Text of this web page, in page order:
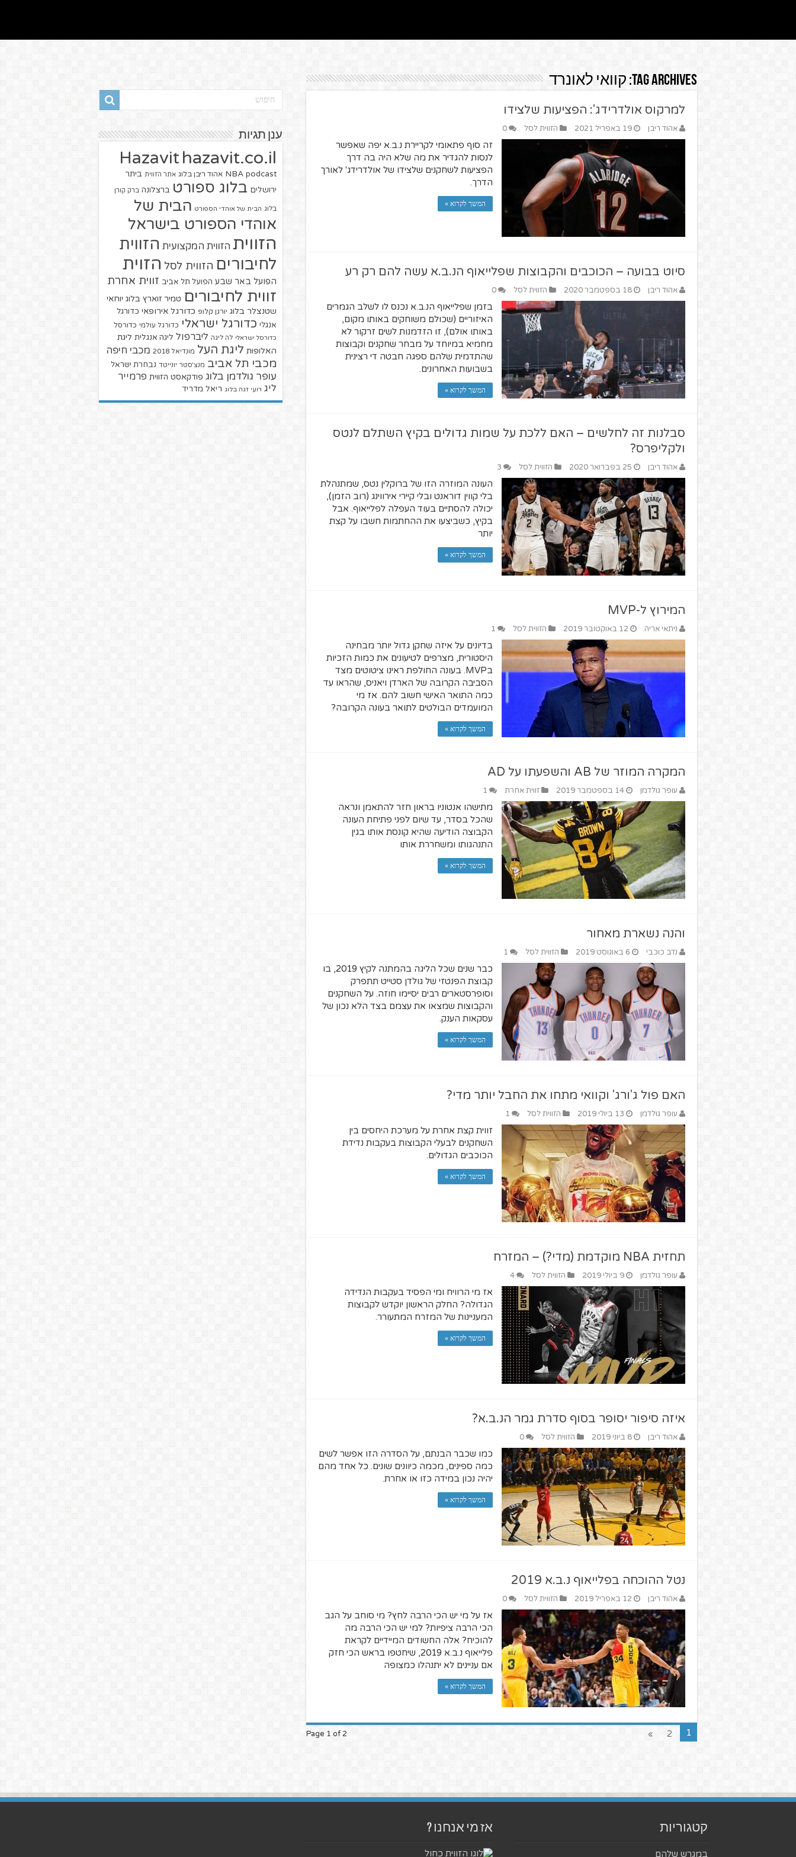
Tag Archives: קוואי לאונרד
למרקוס אולדרידג': הפציעות שלצידו
אהוד ריבן 19 באפריל 2021 הזווית לסל 0
זה סוף פתאומי לקריירת נ.ב.א יפה שאפשר
לנסות להגדיר את מה שלא היה בה דרך
הפציעות לשחקנים שלצידו של אולדרידג' לאורך
הדרך.
המשך לקרוא »
סיוט בבועה – הכוכבים והקבוצות שפלייאוף הנ.ב.א עשה להם רק רע
אהוד ריבן 18 בספטמבר 2020 הזווית לסל 0
בזמן שפלייאוף הנ.ב.א נכנס לו לשלב הגמרים
האיזוריים (שכולם משוחקים באותו מקום,
באותו אולם), זו הזדמנות לשים זרקור לא
מחמיא במיוחד על מבחר שחקנים וקבוצות
שהתדמית שלהם ספגה חבטה די רצינית
בשבועות האחרונים.
המשך לקרוא »
סבלנות זה לחלשים – האם ללכת על שמות גדולים בקיץ השתלם לנטס
ולקליפרס?
אהוד ריבן 25 בפברואר 2020 הזווית לסל 3
העונה המוזרה הזו של ברוקלין נטס, שמתנהלת
בלי קווין דוראנט ובלי קיירי אירווינג (רוב הזמן),
יכולה להסתיים בעוד העפלה לפלייאוף. אבל
בקיץ, כשביצעו את ההחתמות חשבו על קצת
יותר
המשך לקרוא »
המירוץ ל-MVP
ניתאי אריה 12 באוקטובר 2019 הזווית לסל 1
בדיונים על איזה שחקן גדול יותר מבחינה
היסטורית, מצרפים לטיעונים את כמות הזכיות
בMVP. בעונה החולפת ראינו ציטוטים מצד
הסביבה הקרובה של הארדן ויאניס, שהראו עד
כמה התואר האישי חשוב להם. אז מי
המועמדים הבולטים לתואר בעונה הקרובה?
המשך לקרוא »
המקרה המוזר של AB והשפעתו על AD
עופר גולדמן 14 בספטמבר 2019 זווית אחרת 1
מתישהו אנטוניו בראון חזר להתאמן ונראה
שהכל בסדר, עד שיום לפני פתיחת העונה
הקבוצה הודיעה שהיא קונסת אותו בגין
התנהגותו ומשחררת אותו
המשך לקרוא »
והנה נשארת מאחור
נדב כוכבי 6 באוגוסט 2019 הזווית לסל 1
כבר שנים שכל הליגה בהמתנה לקיץ 2019, בו
קבוצת הפנטזי של גולדן סטייט תתפרק
וסופרסטארים רבים יסיימו חוזה. על השחקנים
והקבוצות שמצאו את עצמם בצד הלא נכון של
עסקאות הענק.
המשך לקרוא »
האם פול ג'ורג' וקוואי מתחו את החבל יותר מדי?
עופר גולדמן 13 ביולי 2019 הזווית לסל 1
זווית קצת אחרת על מערכת היחסים בין
השחקנים לבעלי הקבוצות בעקבות נדידת
הכוכבים הגדולים.
המשך לקרוא »
תחזית NBA מוקדמת (מדי?) – המזרח
עופר גולדמן 9 ביולי 2019 הזווית לסל 4
אז מי הרוויח ומי הפסיד בעקבות הנדידה
הגדולה? החלק הראשון יוקדש לקבוצות
המעניינות של המזרח המתעורר.
המשך לקרוא »
איזה סיפור יסופר בסוף סדרת גמר הנ.ב.א?
אהוד ריבן 8 ביוני 2019 הזווית לסל 0
כמו שכבר הבנתם, על הסדרה הזו אפשר לשים
כמה ספינים, מכמה כיוונים שונים. כל אחד מהם
יהיה נכון במידה כזו או אחרת.
המשך לקרוא »
נטל ההוכחה בפלייאוף נ.ב.א 2019
אהוד ריבן 12 באפריל 2019 הזווית לסל 0
אז על מי יש הכי הרבה לחץ? מי סוחב על הגב
הכי הרבה ציפיות? למי יש הכי הרבה מה
להוכיח? אלה החשודים המיידיים לקראת
פלייאוף נ.ב.א 2019, שיחטפו בראש הכי חזק
אם עניינים לא יתנהלו כמצופה
המשך לקרוא »
Page 1 of 2 1
2
»
ענן תגיות
Hazavit hazavit.co.il
NBA podcast אהוד ריבן בלוג אתר הזווית ביתר
ירושלים בלוג ספורט ברצלונה ברק קורן
בלוג הבית של אוהדי הספורט הבית של
אוהדי הספורט בישראל
הזווית הזווית המקצועית הזווית
לחיבורים הזווית לסל הזוית
הפועל באר שבע הפועל תל אביב זווית אחרת
זווית לחיבורים טמיר זוארץ בלוג יוחאי
שטנצלר בלוג יורגן קלופ כדורגל אירופאי כדורגל
אנגלי כדורגל ישראלי כדורגל עולמי כדורסל
כדורסל ישראלי לה ליגה ליברפול ליגה אנגלית ליגת
האלופות ליגת העל מונדיאל 2018 מכבי חיפה
מכבי תל אביב מנצ'סטר יונייטד נבחרת ישראל
עופר גולדמן בלוג פודקאסט הזווית פרמייר
ליג רועי זגה בלוג ריאל מדריד
קטגוריות
במגרש שלהם
אז מי אנחנו ?